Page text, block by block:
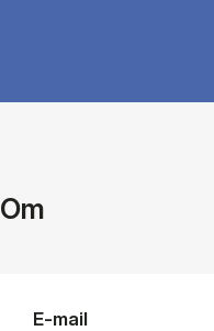
Om
E-mail